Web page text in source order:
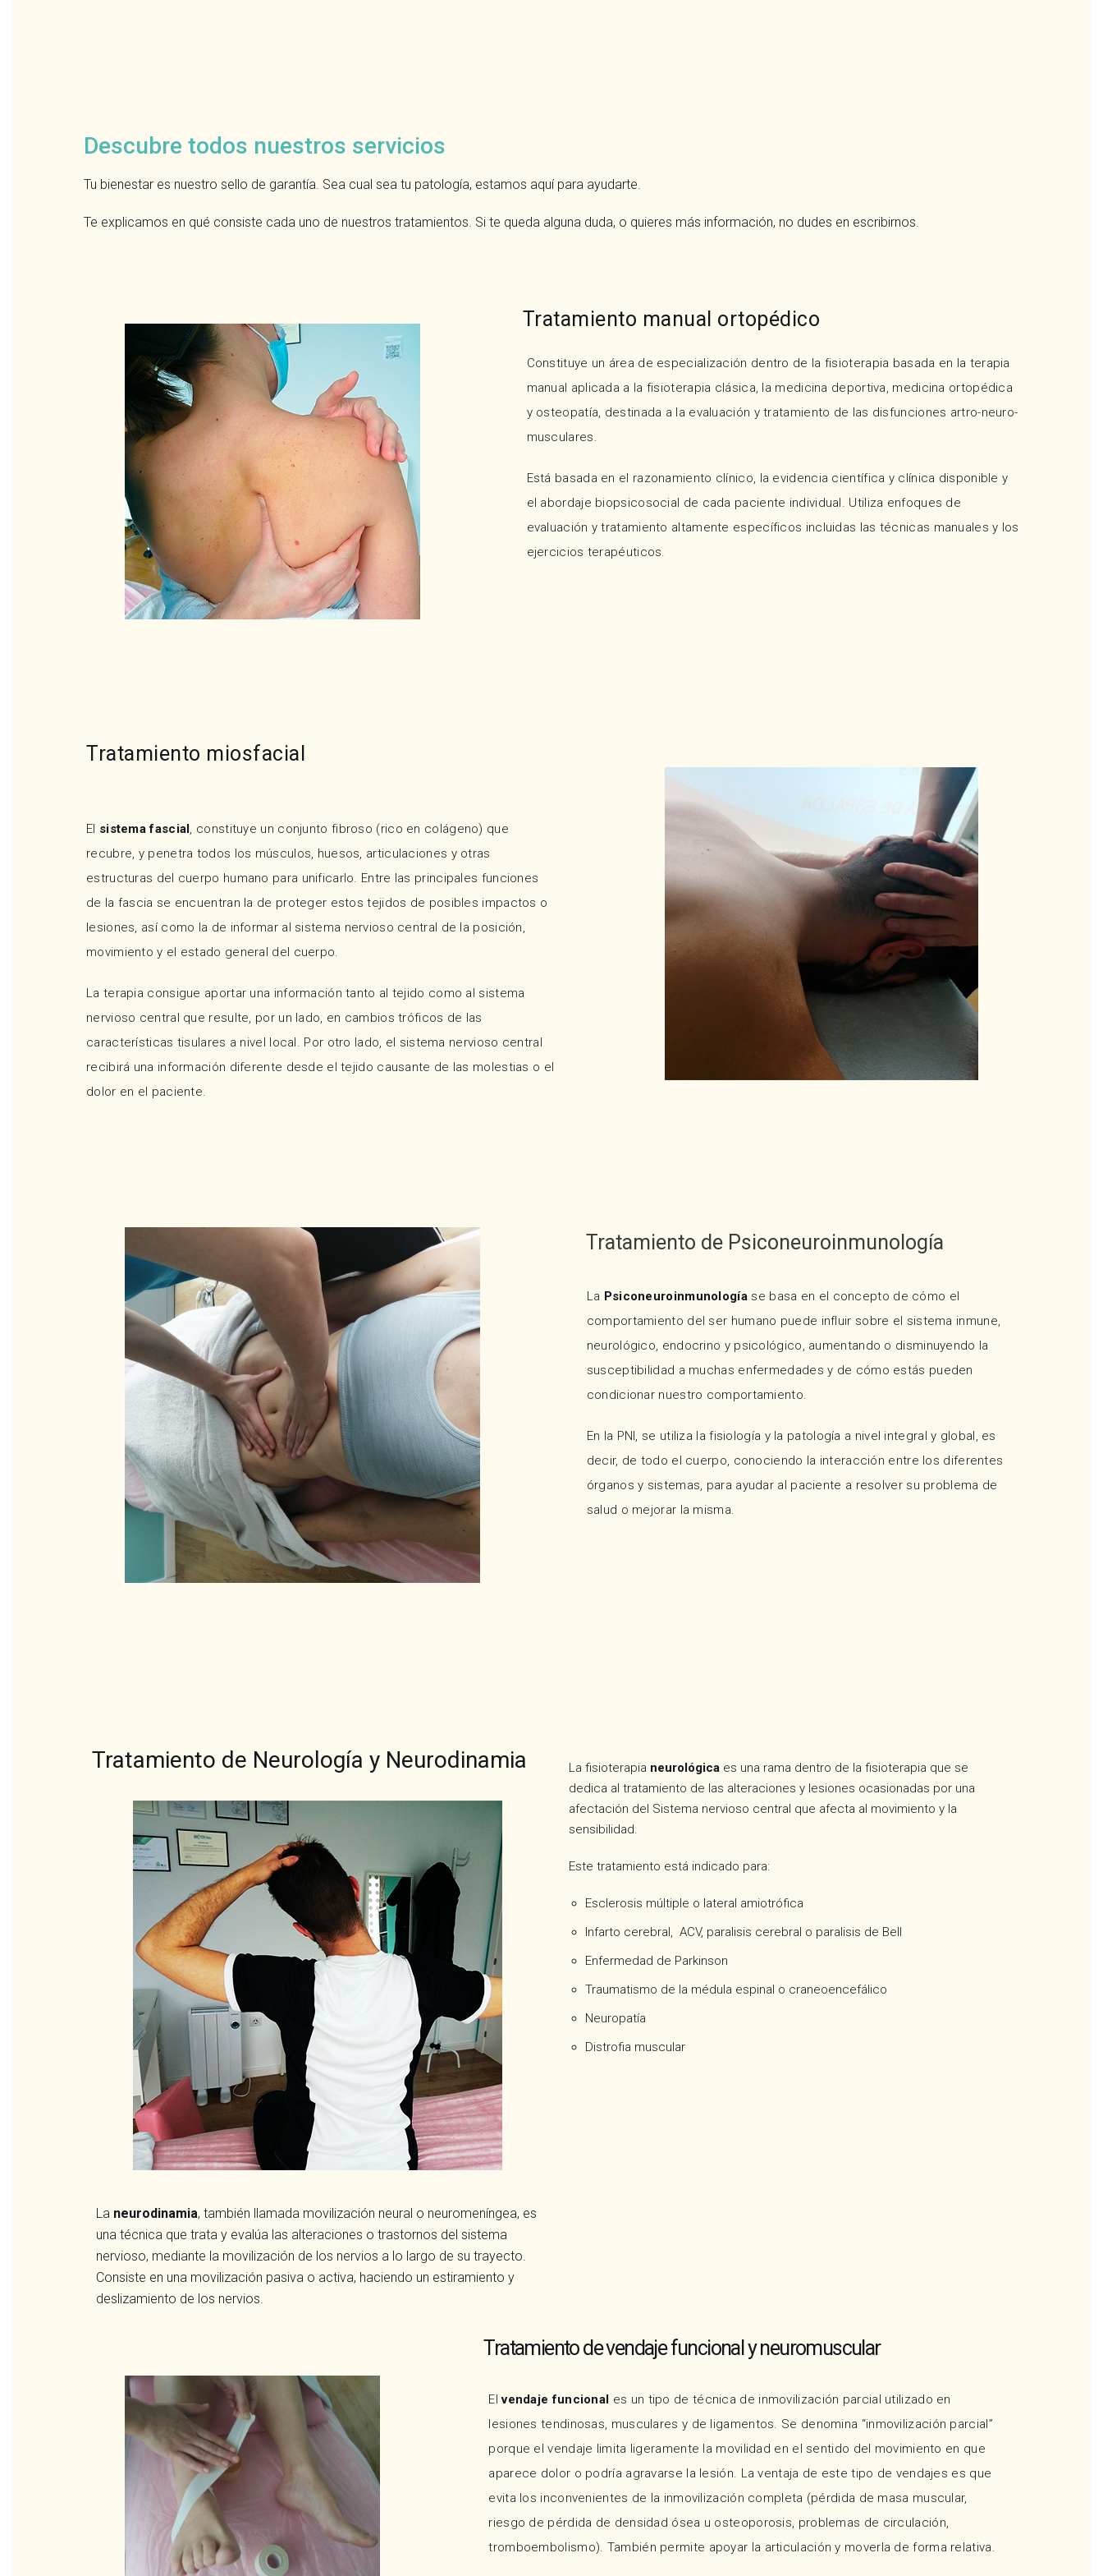
Descubre todos nuestros servicios
Tu bienestar es nuestro sello de garantía. Sea cual sea tu patología, estamos aquí para ayudarte.
Te explicamos en qué consiste cada uno de nuestros tratamientos. Si te queda alguna duda, o quieres más información, no dudes en escribirnos.
Tratamiento manual ortopédico
Constituye un área de especialización dentro de la fisioterapia basada en la terapia
manual aplicada a la fisioterapia clásica, la medicina deportiva, medicina ortopédica
y osteopatía, destinada a la evaluación y tratamiento de las disfunciones artro-neuro-
musculares.
Está basada en el razonamiento clínico, la evidencia científica y clínica disponible y
el abordaje biopsicosocial de cada paciente individual. Utiliza enfoques de
evaluación y tratamiento altamente específicos incluidas las técnicas manuales y los
ejercicios terapéuticos.
Tratamiento miosfacial
El sistema fascial, constituye un conjunto fibroso (rico en colágeno) que
recubre, y penetra todos los músculos, huesos, articulaciones y otras
estructuras del cuerpo humano para unificarlo. Entre las principales funciones
de la fascia se encuentran la de proteger estos tejidos de posibles impactos o
lesiones, así como la de informar al sistema nervioso central de la posición,
movimiento y el estado general del cuerpo.
La terapia consigue aportar una información tanto al tejido como al sistema
nervioso central que resulte, por un lado, en cambios tróficos de las
características tisulares a nivel local. Por otro lado, el sistema nervioso central
recibirá una información diferente desde el tejido causante de las molestias o el
dolor en el paciente.
Tratamiento de Psiconeuroinmunología
La Psiconeuroinmunología se basa en el concepto de cómo el
comportamiento del ser humano puede influir sobre el sistema inmune,
neurológico, endocrino y psicológico, aumentando o disminuyendo la
susceptibilidad a muchas enfermedades y de cómo estás pueden
condicionar nuestro comportamiento.
En la PNI, se utiliza la fisiología y la patología a nivel integral y global, es
decir, de todo el cuerpo, conociendo la interacción entre los diferentes
órganos y sistemas, para ayudar al paciente a resolver su problema de
salud o mejorar la misma.
Tratamiento de Neurología y Neurodinamia
La neurodinamia, también llamada movilización neural o neuromeníngea, es
una técnica que trata y evalúa las alteraciones o trastornos del sistema
nervioso, mediante la movilización de los nervios a lo largo de su trayecto.
Consiste en una movilización pasiva o activa, haciendo un estiramiento y
deslizamiento de los nervios.
La fisioterapia neurológica es una rama dentro de la fisioterapia que se
dedica al tratamiento de las alteraciones y lesiones ocasionadas por una
afectación del Sistema nervioso central que afecta al movimiento y la
sensibilidad.
Este tratamiento está indicado para:
Esclerosis múltiple o lateral amiotrófica
Infarto cerebral, ACV, paralisis cerebral o paralisis de Bell
Enfermedad de Parkinson
Traumatismo de la médula espinal o craneoencefálico
Neuropatía
Distrofia muscular
Tratamiento de vendaje funcional y neuromuscular
Elvendaje funcional es un tipo de técnica de inmovilización parcial utilizado en
lesiones tendinosas, musculares y de ligamentos. Se denomina “inmovilización parcial”
porque el vendaje limita ligeramente la movilidad en el sentido del movimiento en que
aparece dolor o podría agravarse la lesión. La ventaja de este tipo de vendajes es que
evita los inconvenientes de la inmovilización completa (pérdida de masa muscular,
riesgo de pérdida de densidad ósea u osteoporosis, problemas de circulación,
tromboembolismo). También permite apoyar la articulación y moverla de forma relativa.